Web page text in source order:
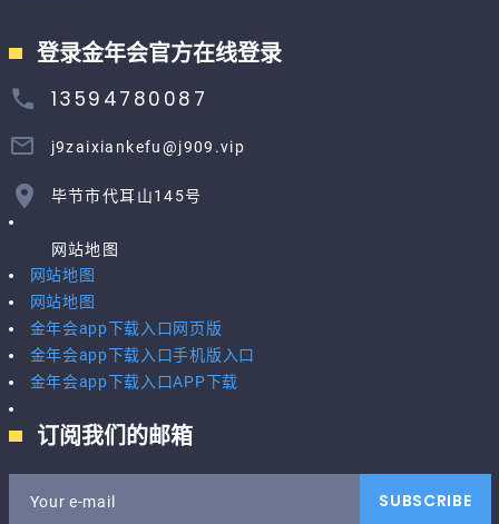
登录金年会官方在线登录
13594780087
j9zaixiankefu@j909.vip
毕节市代耳山145号
网站地图
网站地图
网站地图
金年会app下载入口网页版
金年会app下载入口手机版入口
金年会app下载入口APP下载
订阅我们的邮箱
Your e-mail SUBSCRIBE